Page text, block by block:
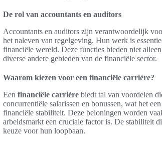
De rol van accountants en auditors
Accountants en auditors zijn verantwoordelijk
het naleven van regelgeving. Hun werk is
financiële wereld. Deze functies bieden niet
diverse andere gebieden van de financiële sector.
Waarom kiezen voor een financiële carrière?
Een financiële carrière biedt tal van voordelen
concurrentiële salarissen en bonussen, wat het
financiële stabiliteit. Deze beloningen worden
arbeidsmarkt een cruciale factor is. De stabiliteit
keuze voor hun loopbaan.